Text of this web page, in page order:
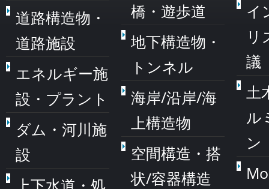
道路構造物・
道路施設
エネルギー施
設・プラント
ダム・河川施
設
上下水道・処
橋・遊歩道
地下構造物・
トンネル
海岸/沿岸/海
上構造物
空間構造・搭
状/容器構造
イ
リ
議
土
ル
ン